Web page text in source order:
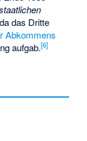
das Dritte
Abkommens
aufgab.[6]